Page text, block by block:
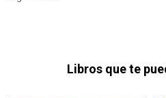
Libros que te